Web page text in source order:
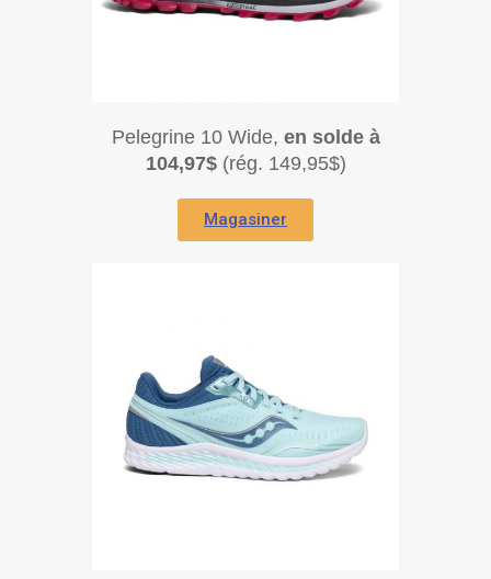
Pelegrine 10 Wide, en solde à
104,97$(rég. 149,95$)
Magasiner